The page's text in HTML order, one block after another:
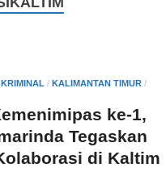
/ KALIMANTAN TIMUR /
ke-1,
Tegaskan
di Kaltim